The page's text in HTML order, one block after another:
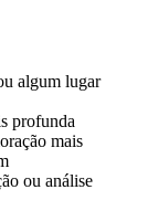
algum lugar
profunda
mais
ou análise